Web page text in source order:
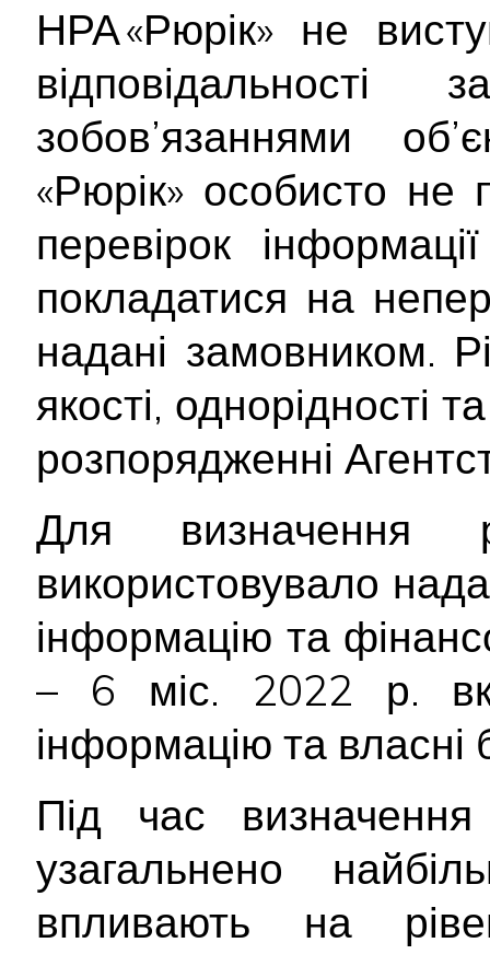
НРА «Рюрік» не
зобов’язаннями
«Рюрік» особисто не
перевірок
покладатися на
надані замовником.
якості, однорідності
розпорядженні
Для визначення
використовувало
інформацію та
– 6 міс. 2022 р.
інформацію та власні
Під час визначення
узагальнено
впливають на